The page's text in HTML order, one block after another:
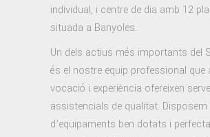
individual, i centre de dia amb 12
situada a Banyoles.
Un dels actius més importants del
és el nostre equip professional que
vocació i experiència ofereixen
assistencials de qualitat. Disposem
d’equipaments ben dotats i